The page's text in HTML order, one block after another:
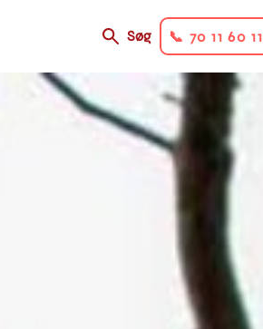
secondary
Søg 📞 70 11 60 11